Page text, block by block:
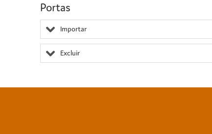
Portas
Importar
Excluir